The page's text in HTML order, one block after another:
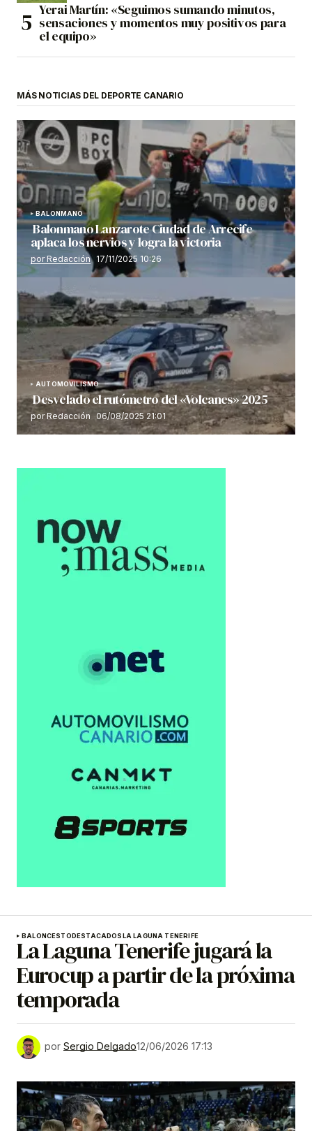
Yerai Martín: «Seguimos sumando minutos,
sensaciones y momentos muy positivos para
el equipo»
MÁS NOTICIAS DEL DEPORTE CANARIO
BALONMANO
Balonmano Lanzarote Ciudad de Arrecife
aplaca los nervios y logra la victoria
por Redacción 17/11/2025 10:26
AUTOMOVILISMO
Desvelado el rutómetro del «Volcanes» 2025
por Redacción 06/08/2025 21:01
BALONCESTODESTACADOSLA LAGUNA TENERIFE
La Laguna Tenerife jugará la
Eurocup a partir de la próxima
temporada
por Sergio Delgado12/06/2026 17:13